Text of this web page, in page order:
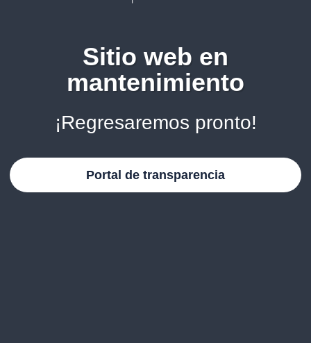
Sitio web en
mantenimiento
¡Regresaremos pronto!
Portal de transparencia